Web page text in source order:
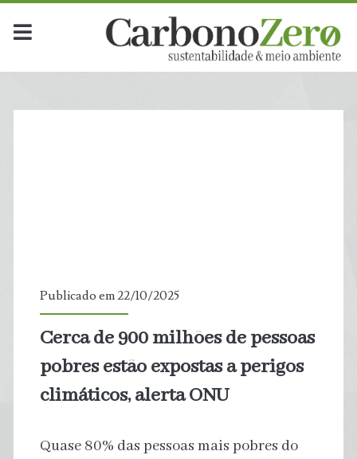
Publicado em 22/10/2025
Cerca de 900 milhões de pessoas
pobres estão expostas a perigos
climáticos, alerta ONU
Quase 80% das pessoas mais pobres do